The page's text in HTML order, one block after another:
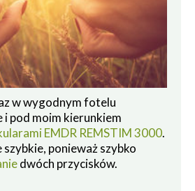
w wygodnym fotelu
i pod moim kierunkiem
EMDR REMSTIM 3000.
szybkie, ponieważ szybko
dwóch przycisków.